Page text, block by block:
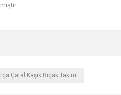
Çatal Kaşık Bıçak Takımı